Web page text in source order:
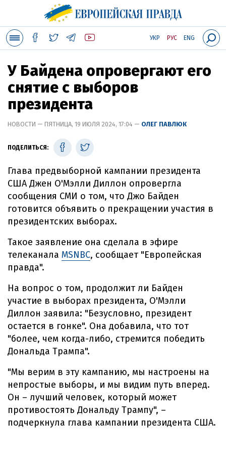
УКР РУС ENG
У Байдена опровергают его
снятие с выборов
президента
НОВОСТИ — ПЯТНИЦА, 19 ИЮЛЯ 2024, 17:04 — ОЛЕГ ПАВЛЮК
ПОДЕЛИТЬСЯ:
Глава предвыборной кампании президента
США Джен О'Мэлли Диллон опровергла
сообщения СМИ о том, что Джо Байден
готовится объявить о прекращении участия в
президентских выборах.
Такое заявление она сделала в эфире
телеканала MSNBC, сообщает "Европейская
правда".
На вопрос о том, продолжит ли Байден
участие в выборах президента, О'Мэлли
Диллон заявила: "Безусловно, президент
остается в гонке". Она добавила, что тот
"более, чем когда-либо, стремится победить
Дональда Трампа".
"Мы верим в эту кампанию, мы настроены на
непростые выборы, и мы видим путь вперед.
Он – лучший человек, который может
противостоять Дональду Трампу", –
подчеркнула глава кампании президента США.